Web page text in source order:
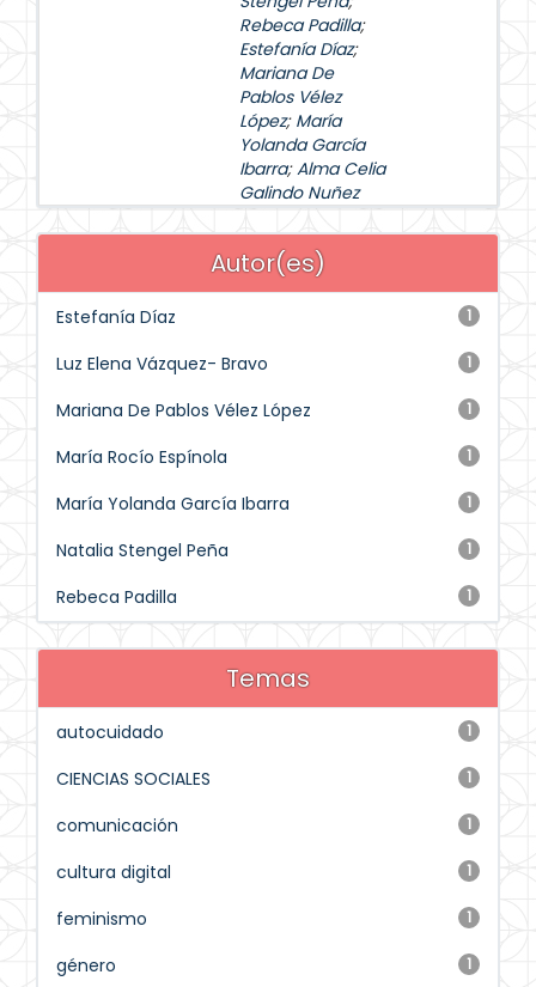
Rebeca Padilla;
Estefanía Díaz;
Mariana De
Pablos Vélez
López; María
Yolanda García
Ibarra;Alma Celia
Galindo Nuñez
Autor(es)
1
Estefanía Díaz
1
Luz Elena Vázquez- Bravo
1
Mariana De Pablos Vélez López
1
María Rocío Espínola
1
María Yolanda García Ibarra
1
Natalia Stengel Peña
1
Rebeca Padilla
Temas
1
autocuidado
1
CIENCIAS SOCIALES
1
comunicación
1
cultura digital
1
feminismo
1
género